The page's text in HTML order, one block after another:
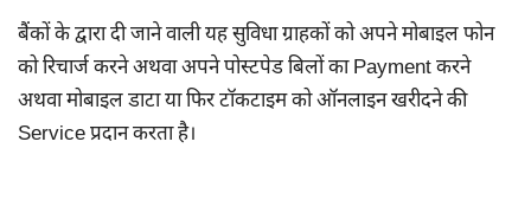
बैंकों के द्वारा दी जाने वाली यह सुविधा ग्राहकों को अपने मोबाइल फोन
को रिचार्ज करने अथवा अपने पोस्टपेड बिलों का Payment करने
अथवा मोबाइल डाटा या फिर टॉकटाइम को ऑनलाइन खरीदने की
Service प्रदान करता है।